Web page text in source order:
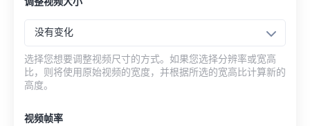
调整视频大小
没有变化
选择您想要调整视频尺寸的方式。如果您选择分辨率或宽高
比，则将使用原始视频的宽度，并根据所选的宽高比计算新的
高度。
视频帧率